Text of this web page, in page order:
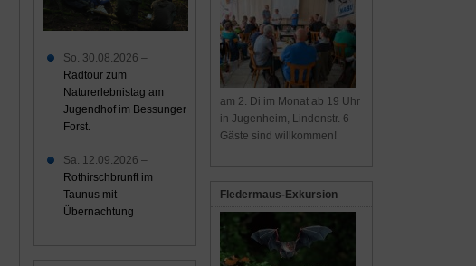
am 2. Di im Monat ab 19 Uhr
in Jugenheim, Lindenstr. 6
Gäste sind willkommen!
Fledermaus-Exkursion
So. 30.08.2026 –
Radtour zum
Naturerlebnistag am
Jugendhof im Bessunger
Forst.
Sa. 12.09.2026 –
Rothirschbrunft im
Taunus mit
Übernachtung